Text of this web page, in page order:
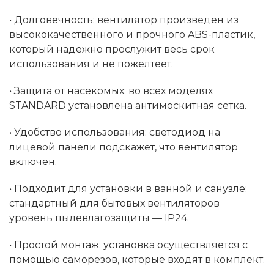
• Долговечность: вентилятор произведен из
высококачественного и прочного ABS-пластик,
который надежно прослужит весь срок
использования и не пожелтеет.
• Защита от насекомых: во всех моделях
STANDARD установлена антимоскитная сетка.
• Удобство использования: светодиод на
лицевой панели подскажет, что вентилятор
включен.
• Подходит для установки в ванной и санузле:
стандартный для бытовых вентиляторов
уровень пылевлагозащиты — IP24.
• Простой монтаж: установка осуществляется с
помощью саморезов, которые входят в комплект.